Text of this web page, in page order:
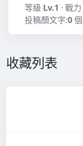
等級 Lv.1 · 戰力
投稿顏文字:0個
收藏列表